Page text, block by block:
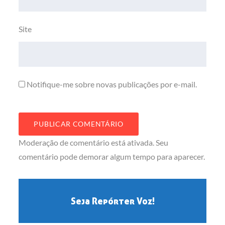
Site
Notifique-me sobre novas publicações por e-mail.
Moderação de comentário está ativada. Seu
comentário pode demorar algum tempo para aparecer.
Seja Repórter Voz!